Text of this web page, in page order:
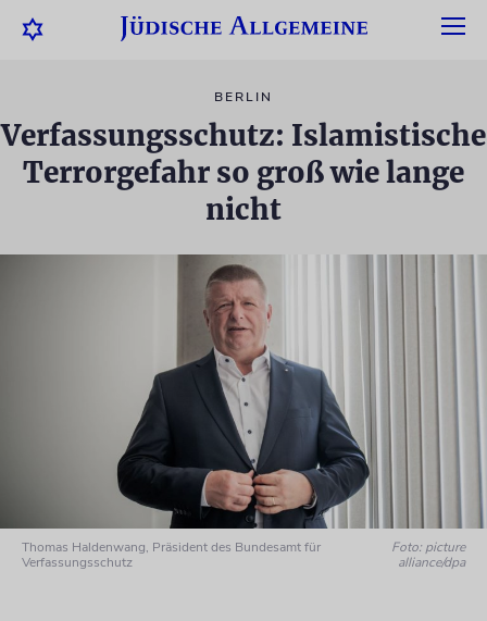
BERLIN
Verfassungsschutz: Islamistische
Terrorgefahr so groß wie lange
nicht
Thomas Haldenwang, Präsident des Bundesamt für
Verfassungsschutz
Foto: picture
alliance/dpa